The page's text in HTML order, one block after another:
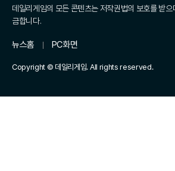
데일리게임의 모든 콘텐츠는 저작권법의 보호를 받
금합니다.
뉴스홈 PC화면
Copyright © 데일리게임. All rights reserved.